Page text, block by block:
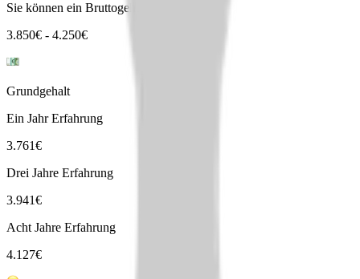
Sie können ein Bruttogehalt erwarten von
3.850€ - 4.250€
Grundgehalt
Ein Jahr Erfahrung
3.761€
Drei Jahre Erfahrung
3.941€
Acht Jahre Erfahrung
4.127€